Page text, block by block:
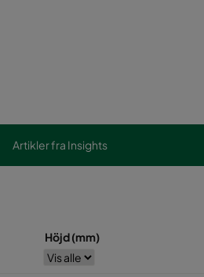
Artikler fra Insights
Höjd (mm)